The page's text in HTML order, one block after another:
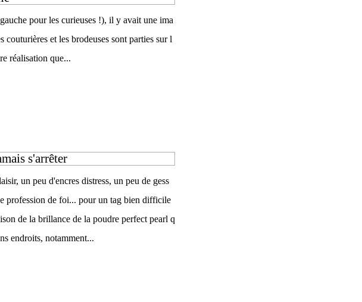
pour les curieuses !), il y avait une ima
et les brodeuses sont parties sur l
réalisation que...
s'arrêter
un peu d'encres distress, un peu de gess
profession de foi... pour un tag bien difficile
de la brillance de la poudre perfect pearl q
endroits, notamment...